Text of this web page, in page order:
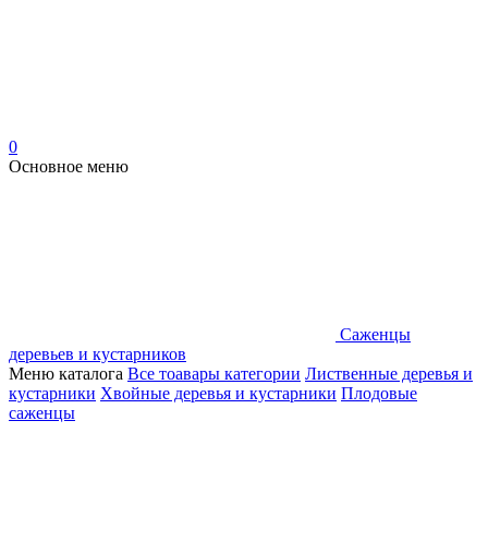
0
Основное меню
Саженцы
деревьев и кустарников
Меню каталога Все тоавары категории Лиственные деревья и
кустарники Хвойные деревья и кустарники Плодовые
саженцы